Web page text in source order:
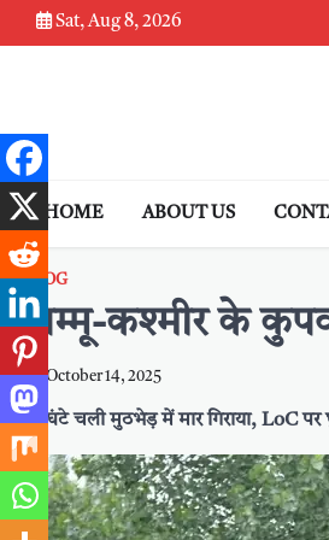
Skip
to
Sat, Aug 8, 2026
HOME ABOUT US
BLOG
जम्मू-कश्मीर के
October 14, 2025
12 घंटे चली मुठभेड़ में मार गिराया, LoC